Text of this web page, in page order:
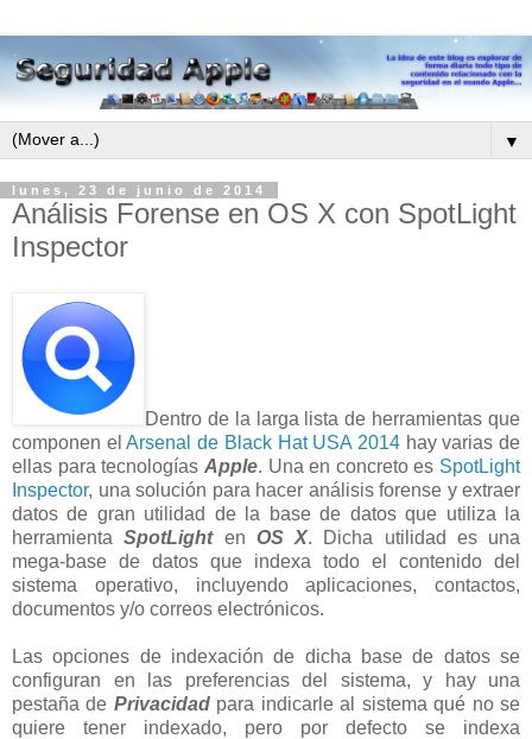
▼
lunes, 23 de junio de 2014
Análisis Forense en OS X con SpotLight
Inspector
Dentro de la larga lista de herramientas que
componen elArsenal de Black Hat USA 2014hay varias de
ellas para tecnologías Apple. Una en concreto es SpotLight
Inspector, una solución para hacer análisis forense y extraer
datos de gran utilidad de la base de datos que utiliza la
herramientaSpotLighten OS X. Dicha utilidad es una
mega-base de datos que indexa todo el contenido del
sistema operativo, incluyendo aplicaciones, contactos,
documentos y/o correos electrónicos.
Las opciones de indexación de dicha base de datos se
configuran en las preferencias del sistema, y hay una
pestaña de Privacidadpara indicarle al sistema qué no se
quiere tener indexado, pero por defecto se indexa